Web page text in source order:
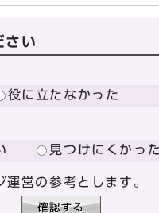
さい
役に立たなかった
見つけにくかった
営の参考とします。